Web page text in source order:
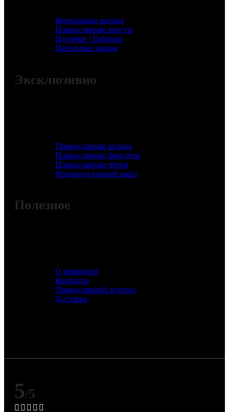
Венчальные кольца
Православные кресты
Цепочки / Гайтаны
Нательные иконы
Эксклюзивно
Православные кольца
Православные браслеты
Православные чётки
Индивидуальный заказ
Полезное
О компании
Контакты
Православный журнал
Доставка
5/5